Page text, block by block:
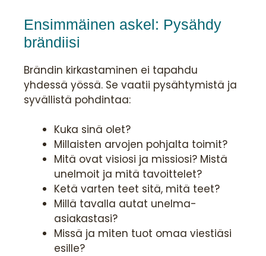
Ensimmäinen askel: Pysähdy
brändiisi
Brändin kirkastaminen ei tapahdu
yhdessä yössä. Se vaatii pysähtymistä ja
syvällistä pohdintaa:
Kuka sinä olet?
Millaisten arvojen pohjalta toimit?
Mitä ovat visiosi ja missiosi? Mistä
unelmoit ja mitä tavoittelet?
Ketä varten teet sitä, mitä teet?
Millä tavalla autat unelma-
asiakastasi?
Missä ja miten tuot omaa viestiäsi
esille?